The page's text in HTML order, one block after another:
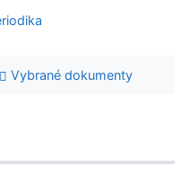
Vybrané dokumenty